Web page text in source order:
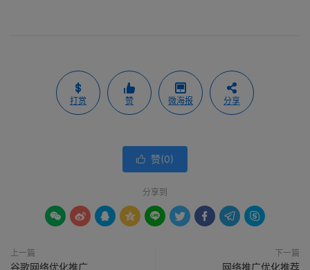
打赏 赞 微海报 分享
 赞(0)
分享到
        
上一篇
谷歌网络优化推广
下一篇
网络推广优化推荐